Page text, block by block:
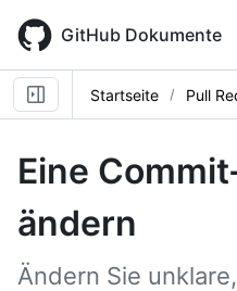
main
content
GitHub Dokumente
Startseite Pull
Eine
ändern
Ändern Sie